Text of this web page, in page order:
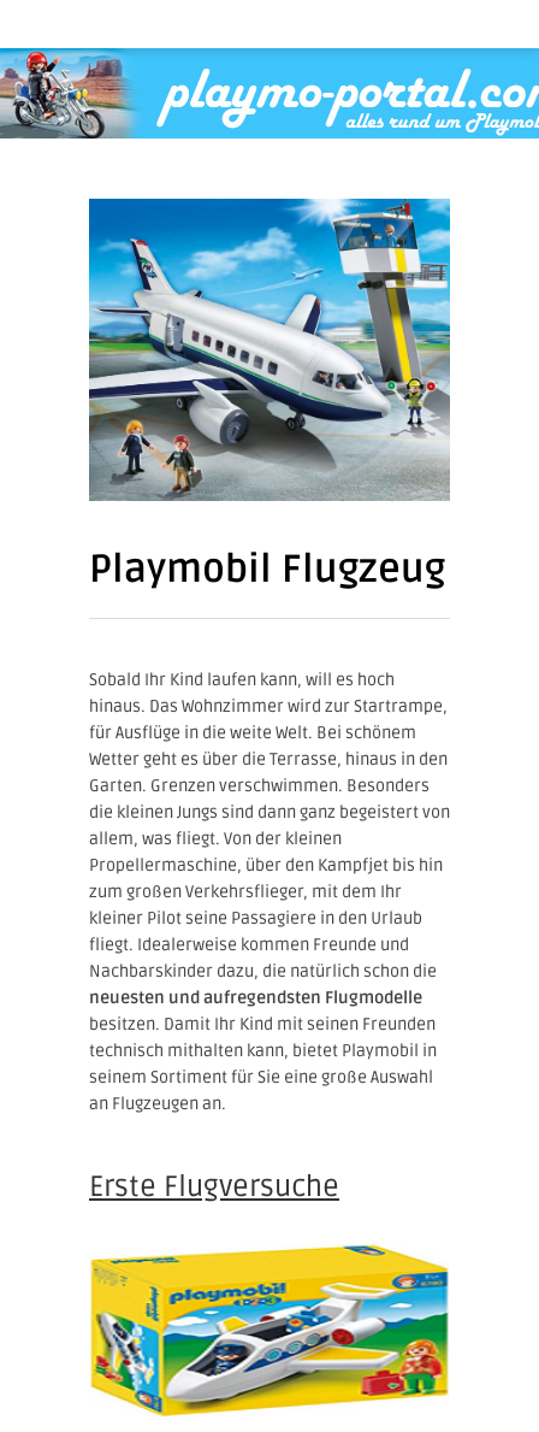
Playmobil Flugzeug
Sobald Ihr Kind laufen kann, will es hoch
hinaus. Das Wohnzimmer wird zur Startrampe,
für Ausflüge in die weite Welt. Bei schönem
Wetter geht es über die Terrasse, hinaus in den
Garten. Grenzen verschwimmen. Besonders
die kleinen Jungs sind dann ganz begeistert von
allem, was fliegt. Von der kleinen
Propellermaschine, über den Kampfjet bis hin
zum großen Verkehrsflieger, mit dem Ihr
kleiner Pilot seine Passagiere in den Urlaub
fliegt. Idealerweise kommen Freunde und
Nachbarskinder dazu, die natürlich schon die
neuesten und aufregendsten Flugmodelle
besitzen. Damit Ihr Kind mit seinen Freunden
technisch mithalten kann, bietet Playmobil in
seinem Sortiment für Sie eine große Auswahl
an Flugzeugen an.
Erste Flugversuche